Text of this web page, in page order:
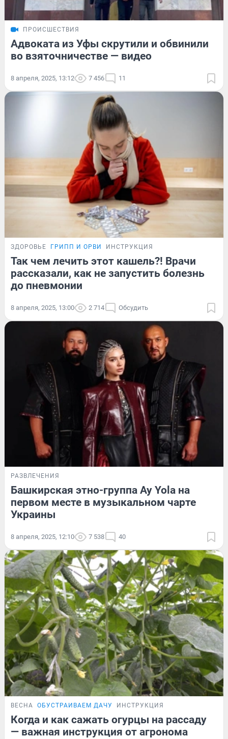
ПРОИСШЕСТВИЯ
Адвоката из Уфы скрутили и обвинили
во взяточничестве — видео
8 апреля, 2025, 13:12 7 456 11
ЗДОРОВЬЕ ГРИПП И ОРВИ ИНСТРУКЦИЯ
Так чем лечить этот кашель?! Врачи
рассказали, как не запустить болезнь
до пневмонии
8 апреля, 2025, 13:00 2 714 Обсудить
РАЗВЛЕЧЕНИЯ
Башкирская этно-группа Ay Yola на
первом месте в музыкальном чарте
Украины
8 апреля, 2025, 12:10 7 538 40
ВЕСНА ОБУСТРАИВАЕМ ДАЧУ ИНСТРУКЦИЯ
Когда и как сажать огурцы на рассаду
— важная инструкция от агронома